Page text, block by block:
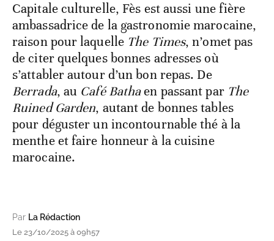
Capitale culturelle, Fès est aussi une fière
ambassadrice de la gastronomie marocaine,
raison pour laquelle The Times, n’omet pas
de citer quelques bonnes adresses où
s’attabler autour d’un bon repas. De
Berrada, au Café Bathaen passant par The
Ruined Garden, autant de bonnes tables
pour déguster un incontournable thé à la
menthe et faire honneur à la cuisine
marocaine.
Par La Rédaction
Le 23/10/2025 à 09h57